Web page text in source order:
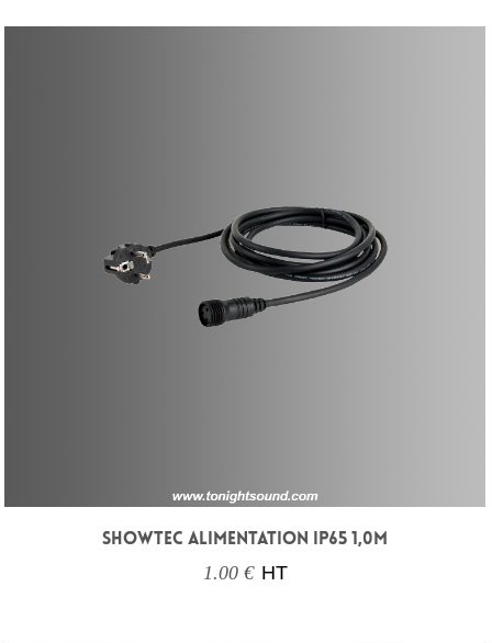
SHOWTEC ALIMENTATION IP65 1,0M
1.00 € HT